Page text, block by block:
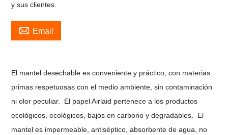
y sus clientes.
 Email
El mantel desechable es conveniente y práctico, con materias
primas respetuosas con el medio ambiente, sin contaminación
ni olor peculiar.
El papel Airlaid pertenece a los productos
ecológicos, ecológicos, bajos en carbono y degradables.
El
mantel es impermeable, antiséptico, absorbente de agua, no